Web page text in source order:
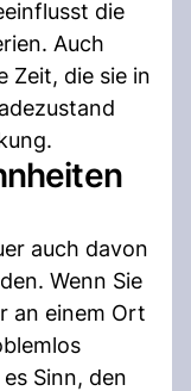
die
Auch
Zeit, die sie in
auch davon
Wenn Sie
an einem Ort
Sinn, den